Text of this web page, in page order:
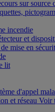
sur source
incendie
et
mise en
lit
d'appel
et réseau Voir